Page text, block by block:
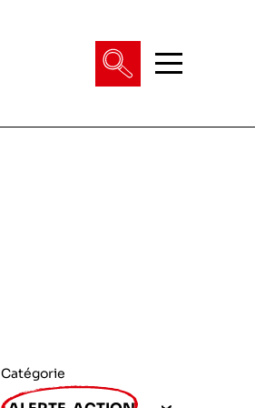
Catégorie